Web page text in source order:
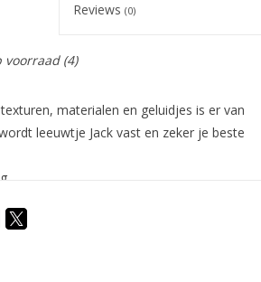
Reviews (0)
voorraad(4)
materialen en geluidjes is er van
leeuwtje Jack vast en zeker je beste